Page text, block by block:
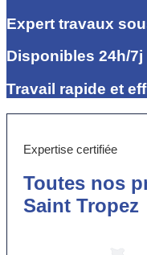
Expert travaux
Disponibles 24h/7j
Travail rapide et
Expertise certifiée
Toutes nos
Saint Tropez